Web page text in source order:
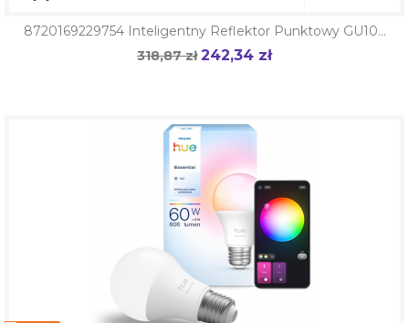
8720169229754 Inteligentny Reflektor Punktowy GU10...
Cena
318,87 zł Cena
242,34 zł